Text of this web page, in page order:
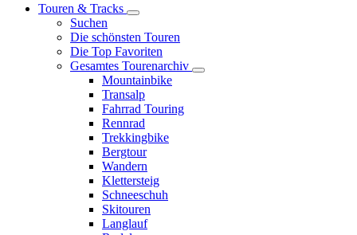
Touren & Tracks
Suchen
Die schönsten Touren
Die Top Favoriten
Gesamtes Tourenarchiv
Mountainbike
Transalp
Fahrrad Touring
Rennrad
Trekkingbike
Bergtour
Wandern
Klettersteig
Schneeschuh
Skitouren
Langlauf